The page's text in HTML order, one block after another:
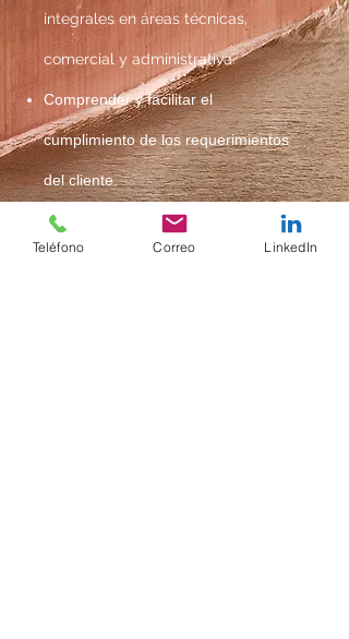
integrales en áreas técnicas,
comercial y administrativa.
Comprender y facilitar el
cumplimiento de los requerimientos
del cliente.
Promover el desarrollo económico de
Teléfono Correo LinkedIn